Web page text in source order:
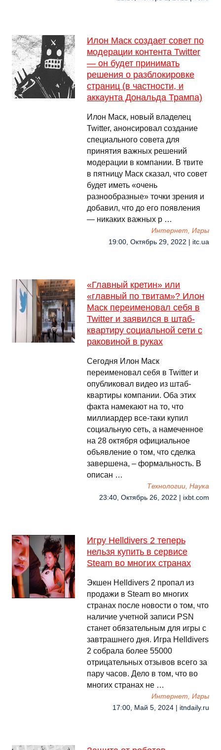
Илон Маск создает совет по
модерации контента Twitter
— он будет принимать
решения о разблокировке
страниц (в частности, и
аккаунта Дональда Трампа)
Илон Маск, новый владелец
Twitter, анонсировал создание
специального совета для
принятия важных решений
модерации в компании. В твите
в пятницу Маск сказал, что совет
будет иметь «очень
разнообразные» точки зрения и
добавил, что до его появления
— никаких важных р …
Интернет, Игры
19:00, Октябрь 29, 2022 | itc.ua
«Главный кретин» или
«главный по твитам»? Илон
Маск переименовал себя в
Twitter и заявился в штаб-
квартиру социальной сети с
раковиной в руках
Сегодня Илон Маск
переименовал себя в Twitter и
опубликовал видео из штаб-
квартиры компании. Оба этих
факта намекают на то, что
миллиардер все-таки купил
социальную сеть, а намеченное
на 28 октября официальное
объявление о том, что сделка
завершена, – формальность. В
описан …
Технологии, Наука
23:40, Октябрь 26, 2022 | ixbt.com
Игру Helldivers 2 теперь
нельзя купить в сервисе
Steam во многих странах
Экшен Helldivers 2 пропал из
продажи в Steam во многих
странах после новости о том, что
наличие учетной записи PSN
станет обязательным для игры с
завтрашнего дня. Игра Helldivers
2 собрала более 55000
отрицательных отзывов всего за
пару часов. Дело в том, что во
многих странах не …
Интернет, Игры
17:00, Май 5, 2024 | itndaily.ru